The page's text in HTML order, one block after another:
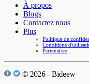
À propos
Blogs
Contactez nous
Plus
Politique de
Conditions
Partenaires
© 2026 - Bideew